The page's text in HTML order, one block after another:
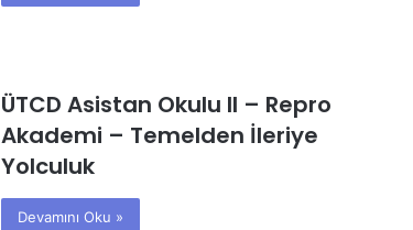
ÜTCD Asistan Okulu II – Repro
Akademi – Temelden İleriye
Yolculuk
Devamını Oku »